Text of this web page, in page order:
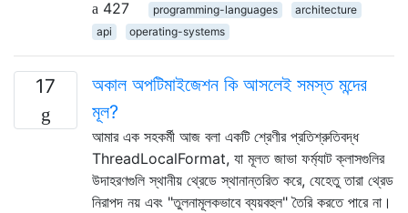
427
programming-languages
architecture
api
operating-systems
17
অকাল অপটিমাইজেশন কি আসলেই সমস্ত মন্দের
মূল?
আমার এক সহকর্মী আজ বলা একটি শ্রেণীর প্রতিশ্রুতিবদ্ধ
ThreadLocalFormat, যা মূলত জাভা ফর্ম্যাট ক্লাসগুলির
উদাহরণগুলি স্থানীয় থ্রেডে স্থানান্তরিত করে, যেহেতু তারা থ্রেড
নিরাপদ নয় এবং "তুলনামূলকভাবে ব্যয়বহুল" তৈরি করতে পারে না।